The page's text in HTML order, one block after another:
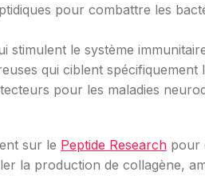
pour combattre les
stimulent le système
qui ciblent
pour les maladies
sur le Peptide Research pour
la production de collagène,